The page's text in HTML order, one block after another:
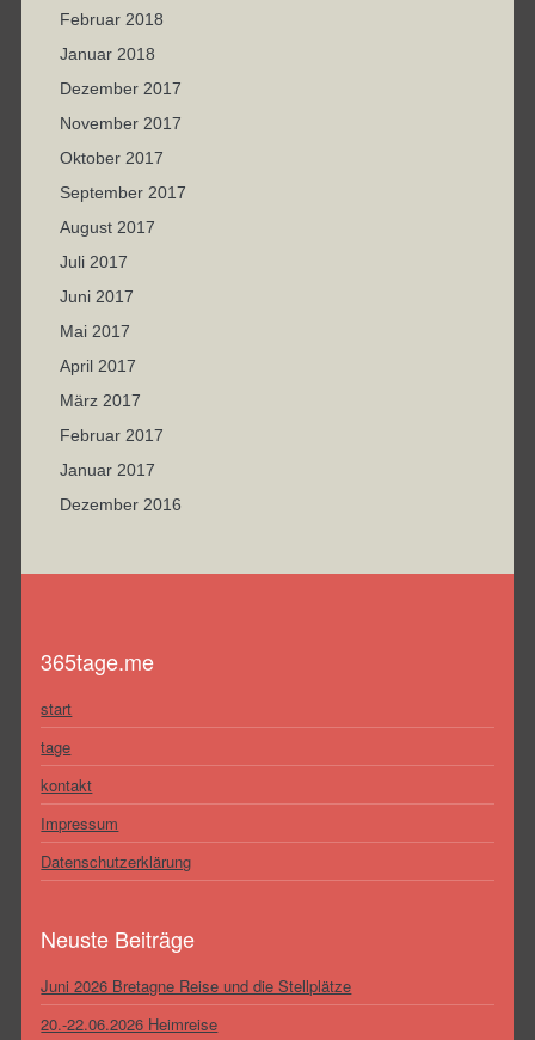
Februar 2018
Januar 2018
Dezember 2017
November 2017
Oktober 2017
September 2017
August 2017
Juli 2017
Juni 2017
Mai 2017
April 2017
März 2017
Februar 2017
Januar 2017
Dezember 2016
365tage.me
start
tage
kontakt
Impressum
Datenschutzerklärung
Neuste Beiträge
Juni 2026 Bretagne Reise und die Stellplätze
20.-22.06.2026 Heimreise